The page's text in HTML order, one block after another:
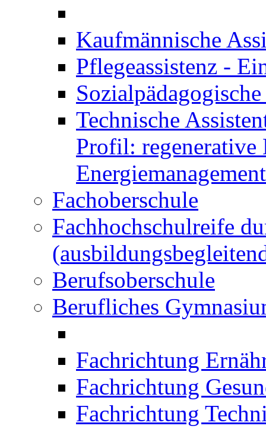
Kaufmännische
Pflegeassistenz -
Technische
Profil: regenerative
Energiemanagement
Fachoberschule
Fachhochschulreife
Berufsoberschule
Berufliches
Fachrichtung
Fachrichtung
Fachrichtung